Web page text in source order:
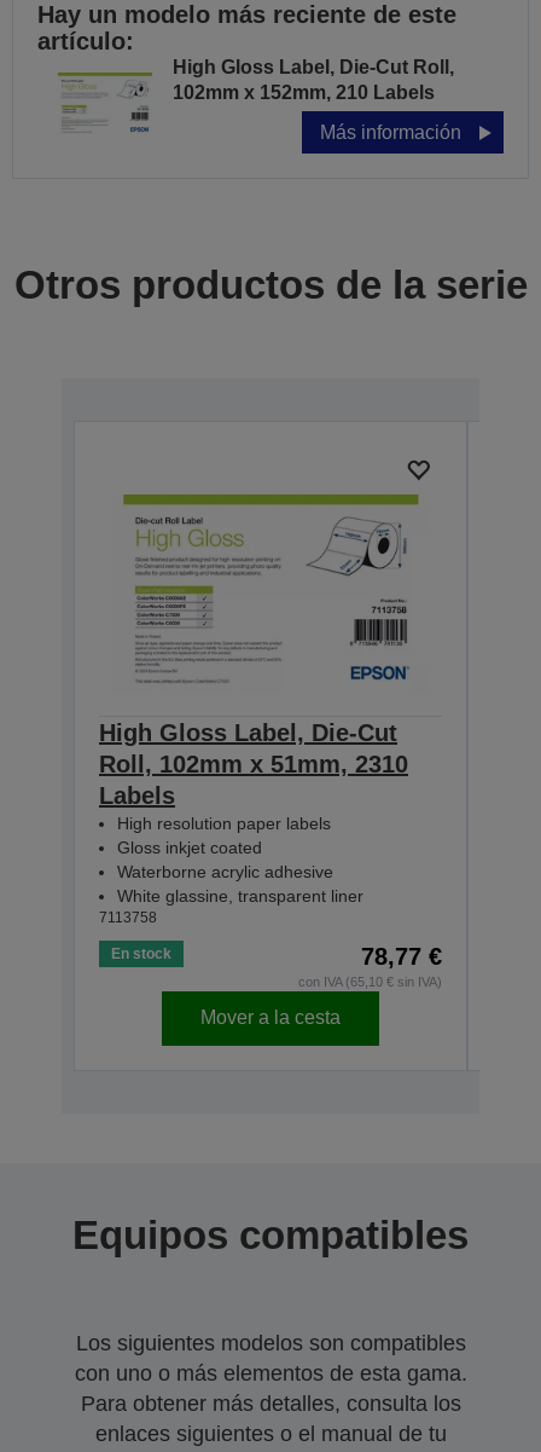
Hay un modelo más reciente de este
artículo:
High Gloss Label, Die-Cut Roll,
102mm x 152mm, 210 Labels
Más información
Otros productos de la serie
High Gloss Label, Die-Cut
Roll, 102mm x 51mm, 2310
Labels
High resolution paper labels
Gloss inkjet coated
Waterborne acrylic adhesive
White glassine, transparent liner
7113758
En stock 78,77 €
con IVA (65,10 € sin IVA)
Mover a la cesta
Equipos compatibles
Los siguientes modelos son compatibles
con uno o más elementos de esta gama.
Para obtener más detalles, consulta los
enlaces siguientes o el manual de tu